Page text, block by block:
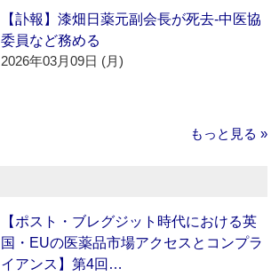
【訃報】漆畑日薬元副会長が死去‐中医協
委員など務める
2026年03月09日 (月)
もっと見る »
【ポスト・ブレグジット時代における英
国・EUの医薬品市場アクセスとコンプラ
イアンス】第4回…